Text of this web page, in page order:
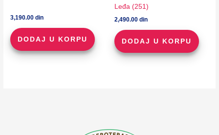
3,190.00din
DODAJ U KORPU
Leđa (251)
2,490.00 din
DODAJ U KORPU